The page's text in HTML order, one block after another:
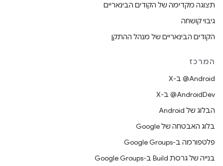
תצוגה מקדימה של הקודים הבינאריים
גיבוי קושחה
הקודים הבינאריים של מנהל ההתקן
המרכז
‫‎@Android ב-X
‫‎@AndroidDev ב-X
הבלוג של Android
בלוג האבטחה של Google
פלטפורמה ב-Google Groups
בנייה של גרסת Build ב-Google Groups